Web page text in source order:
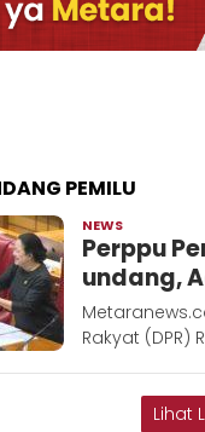
PEMILU
NEWS
Metara
Perppu
undang,
Rakyat (DPR)
Lihat